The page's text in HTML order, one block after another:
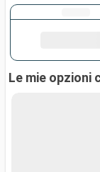
Le mie opzioni